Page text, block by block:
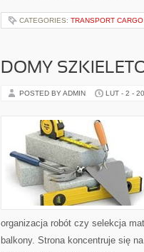
CATEGORIES: TRANSPORT
DOMY
POSTED BY ADMIN LUT - 2 -
organizacja robót czy selekcja
balkony. Strona koncentruje się